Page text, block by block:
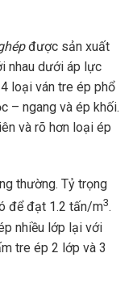
được sản xuất
nhau dưới áp lực
loại ván tre ép phổ
– ngang và ép khối.
và rõ hơn loại ép
thường. Tỷ trọng
để đạt 1.2 tấn/m3.
nhiều lớp lại với
tre ép 2 lớp và 3